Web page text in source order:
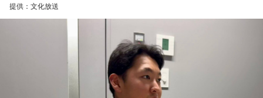
■番組名：『田村淳のNewsCLUB「自分自身と話そうの
■放送日時：2026年8月11日（火・祝）午前9時00分～10時
45試合出場で9ゴールを記録するなど活躍を見せ、1993年に
はW杯アジア地区最終予選にも出場しました。2002年に現役
を引退した後は、サッカー解説者としてメディアでの活動の
ほか、講演会やサッカー教室をおこなうなど、自身の経験を
活かしながら幅広く活動しています。
◆「塩貝選手に悪意はなかった」
提供：文化放送